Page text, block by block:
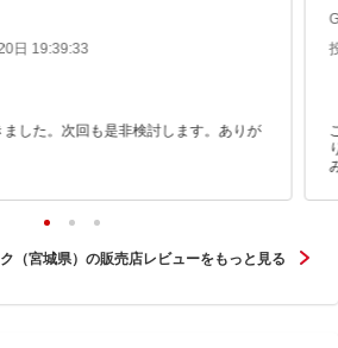
日 19:39:33
した。次回も是非検討します。ありが
（宮城県）の販売店レビューをもっと見る